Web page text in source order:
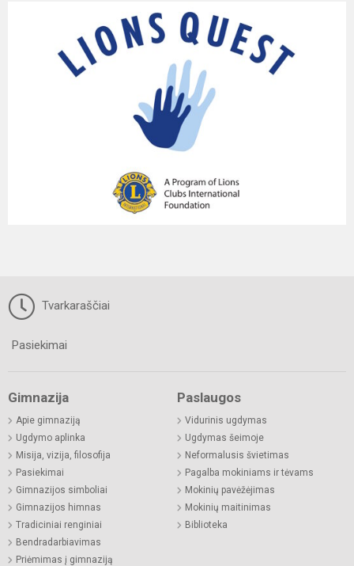
Tvarkaraščiai
Pasiekimai
Gimnazija
Apie gimnaziją
Ugdymo aplinka
Misija, vizija, filosofija
Pasiekimai
Gimnazijos simboliai
Gimnazijos himnas
Tradiciniai renginiai
Bendradarbiavimas
Priėmimas į gimnaziją
Paslaugos
Vidurinis ugdymas
Ugdymas šeimoje
Neformalusis švietimas
Pagalba mokiniams ir tėvams
Mokinių pavėžėjimas
Mokinių maitinimas
Biblioteka